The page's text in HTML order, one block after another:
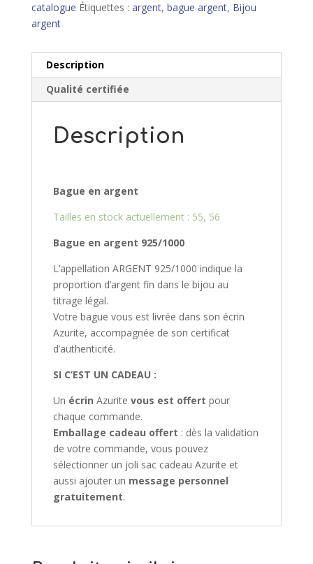
catalogue Étiquettes : argent, bague argent, Bijou
argent
Description
Qualité certifiée
Description
Bague en argent
Tailles en stock actuellement : 55, 56
Bague en argent 925/1000
L’appellation ARGENT 925/1000 indique la
proportion d’argent fin dans le bijou au
titrage légal.
Votre bague vous est livrée dans son écrin
Azurite, accompagnée de son certificat
d’authenticité.
SI C’EST UN CADEAU :
Un écrin Azurite vous est offert pour
chaque commande.
Emballage cadeau offert : dès la validation
de votre commande, vous pouvez
sélectionner un joli sac cadeau Azurite et
aussi ajouter un message personnel
gratuitement.